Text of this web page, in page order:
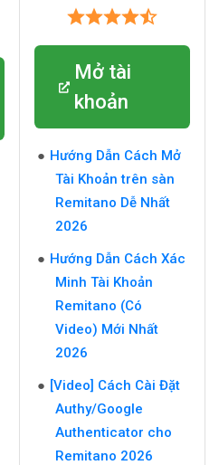
Mở tài
khoản
Hướng Dẫn Cách Mở
Tài Khoản trên sàn
Remitano Dễ Nhất
2026
Hướng Dẫn Cách Xác
Minh Tài Khoản
Remitano (Có
Video) Mới Nhất
2026
[Video] Cách Cài Đặt
Authy/Google
Authenticator cho
Remitano 2026